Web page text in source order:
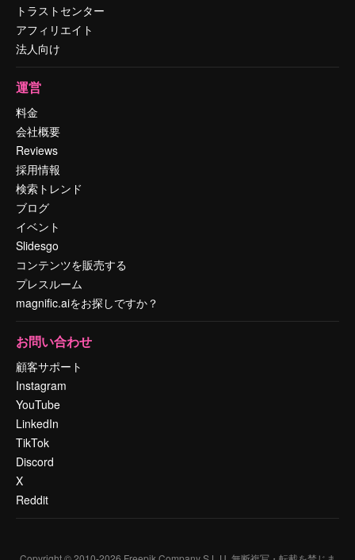
トラストセンター
アフィリエイト
法人向け
運営
料金
会社概要
Reviews
採用情報
検索トレンド
ブログ
イベント
Slidesgo
コンテンツを販売する
プレスルーム
magnific.aiをお探しですか？
お問い合わせ
顧客サポート
Instagram
YouTube
LinkedIn
TikTok
Discord
X
Reddit